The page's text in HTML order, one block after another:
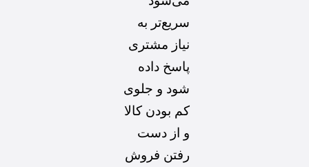
سریع‌تر به
نیاز مشتری
پاسخ داده
شود و جلوی
کم بودن کالا
و از دست
رفتن فروش